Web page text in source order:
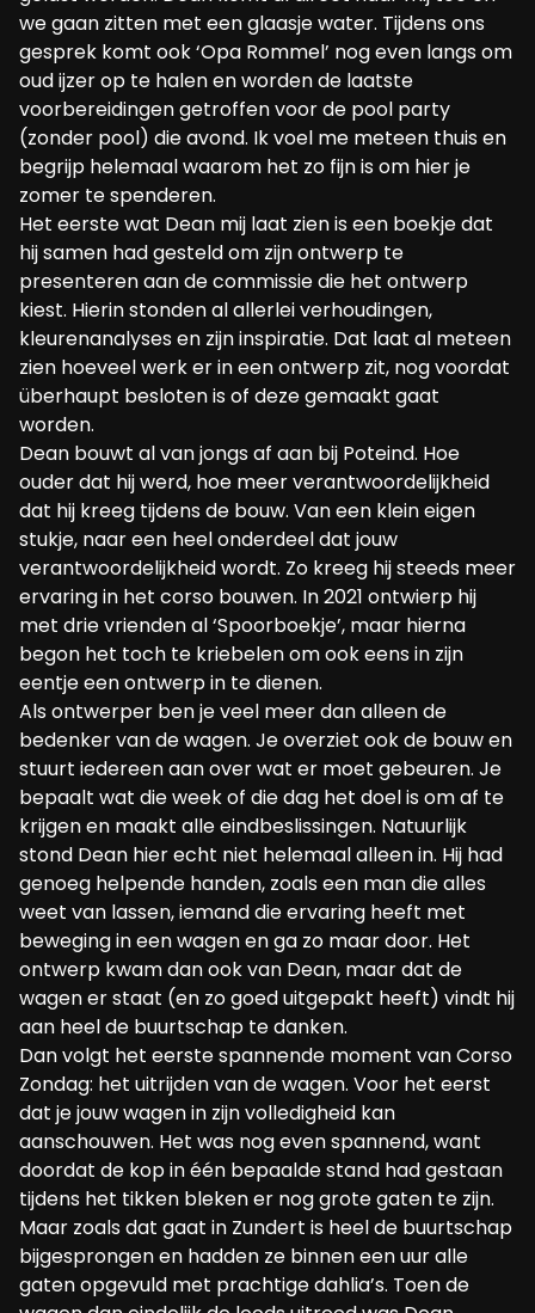
we gaan zitten met een glaasje water. Tijdens ons
gesprek komt ook ‘Opa Rommel’ nog even langs om
oud ijzer op te halen en worden de laatste
voorbereidingen getroffen voor de pool party
(zonder pool) die avond. Ik voel me meteen thuis en
begrijp helemaal waarom het zo fijn is om hier je
zomer te spenderen.
Het eerste wat Dean mij laat zien is een boekje dat
hij samen had gesteld om zijn ontwerp te
presenteren aan de commissie die het ontwerp
kiest. Hierin stonden al allerlei verhoudingen,
kleurenanalyses en zijn inspiratie. Dat laat al meteen
zien hoeveel werk er in een ontwerp zit, nog voordat
überhaupt besloten is of deze gemaakt gaat
worden.
Dean bouwt al van jongs af aan bij Poteind. Hoe
ouder dat hij werd, hoe meer verantwoordelijkheid
dat hij kreeg tijdens de bouw. Van een klein eigen
stukje, naar een heel onderdeel dat jouw
verantwoordelijkheid wordt. Zo kreeg hij steeds meer
ervaring in het corso bouwen. In 2021 ontwierp hij
met drie vrienden al ‘Spoorboekje’, maar hierna
begon het toch te kriebelen om ook eens in zijn
eentje een ontwerp in te dienen.
Als ontwerper ben je veel meer dan alleen de
bedenker van de wagen. Je overziet ook de bouw en
stuurt iedereen aan over wat er moet gebeuren. Je
bepaalt wat die week of die dag het doel is om af te
krijgen en maakt alle eindbeslissingen. Natuurlijk
stond Dean hier echt niet helemaal alleen in. Hij had
genoeg helpende handen, zoals een man die alles
weet van lassen, iemand die ervaring heeft met
beweging in een wagen en ga zo maar door. Het
ontwerp kwam dan ook van Dean, maar dat de
wagen er staat (en zo goed uitgepakt heeft) vindt hij
aan heel de buurtschap te danken.
Dan volgt het eerste spannende moment van Corso
Zondag: het uitrijden van de wagen. Voor het eerst
dat je jouw wagen in zijn volledigheid kan
aanschouwen. Het was nog even spannend, want
doordat de kop in één bepaalde stand had gestaan
tijdens het tikken bleken er nog grote gaten te zijn.
Maar zoals dat gaat in Zundert is heel de buurtschap
bijgesprongen en hadden ze binnen een uur alle
gaten opgevuld met prachtige dahlia’s. Toen de